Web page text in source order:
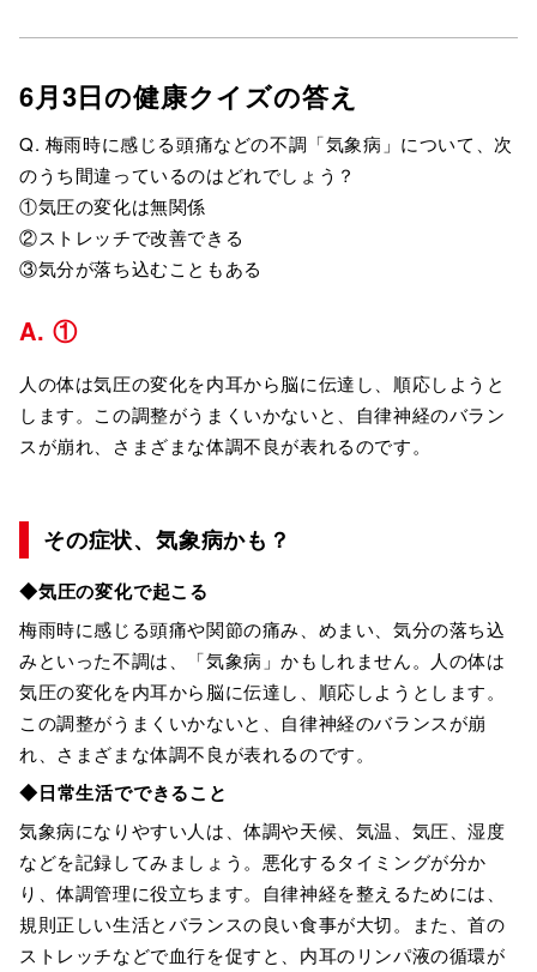
6月3日の健康クイズの答え
Q. 梅雨時に感じる頭痛などの不調「気象病」について、次
のうち間違っているのはどれでしょう？
①気圧の変化は無関係
②ストレッチで改善できる
③気分が落ち込むこともある
A. ①
人の体は気圧の変化を内耳から脳に伝達し、順応しようと
します。この調整がうまくいかないと、自律神経のバラン
スが崩れ、さまざまな体調不良が表れるのです。
その症状、気象病かも？
◆気圧の変化で起こる
梅雨時に感じる頭痛や関節の痛み、めまい、気分の落ち込
みといった不調は、「気象病」かもしれません。人の体は
気圧の変化を内耳から脳に伝達し、順応しようとします。
この調整がうまくいかないと、自律神経のバランスが崩
れ、さまざまな体調不良が表れるのです。
◆日常生活でできること
気象病になりやすい人は、体調や天候、気温、気圧、湿度
などを記録してみましょう。悪化するタイミングが分か
り、体調管理に役立ちます。自律神経を整えるためには、
規則正しい生活とバランスの良い食事が大切。また、首の
ストレッチなどで血行を促すと、内耳のリンパ液の循環が